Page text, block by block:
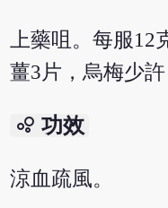
上藥咀。每服
薑3片，烏梅少
bubble_chart 功效
涼血疏風。